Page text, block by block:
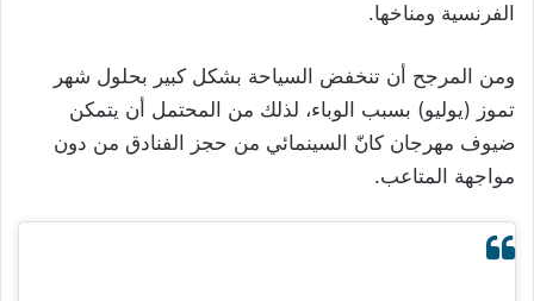
الفرنسية ومناخها.
ومن المرجح أن تنخفض السياحة بشكل كبير بحلول شهر
تموز (يوليو) بسبب الوباء، لذلك من المحتمل أن يتمكن
ضيوف مهرجان كانّ السينمائي من حجز الفنادق من دون
مواجهة المتاعب.